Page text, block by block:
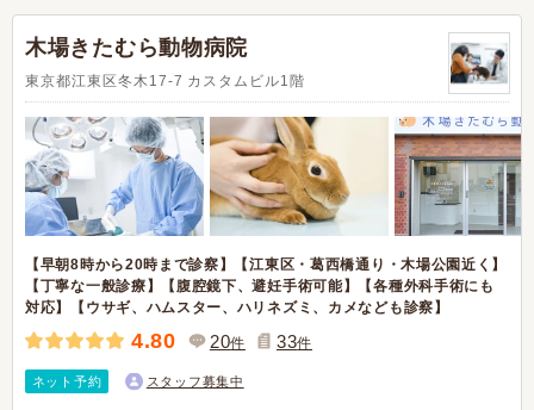
木場きたむら動物病院
東京都江東区冬木17-7 カスタムビル1階
【早朝8時から20時まで診察】【江東区・葛西橋通り・木場公園近く】
【丁寧な一般診療】【腹腔鏡下、避妊手術可能】【各種外科手術にも
対応】【ウサギ、ハムスター、ハリネズミ、カメなども診察】
4.80 20件 33件
ネット予約 スタッフ募集中